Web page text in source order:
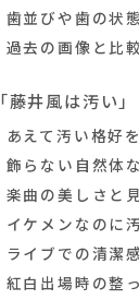
歯並びや歯の状
過去の画像と比
「藤井風は汚い
あえて汚い格好
飾らない自然体
楽曲の美しさと
イケメンなのに
ライブでの清潔
紅白出場時の整